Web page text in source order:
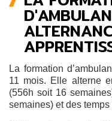
D'ARIANE
La formation
11 mois. Elle alterne
(556h soit 16
semaines) et des